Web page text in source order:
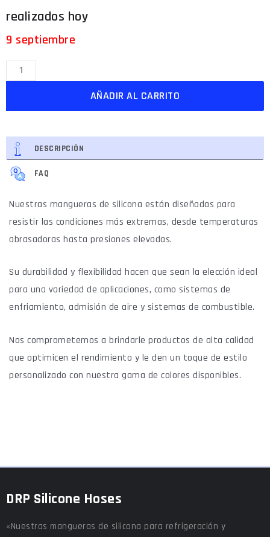
9 septiembre
AÑADIR AL CARRITO
DESCRIPCIÓN
FAQ
Nuestras mangueras de silicona están diseñadas para
resistir las condiciones más extremas, desde temperaturas
abrasadoras hasta presiones elevadas.
Su durabilidad y flexibilidad hacen que sean la elección ideal
para una variedad de aplicaciones, como sistemas de
enfriamiento, admisión de aire y sistemas de combustible.
Nos comprometemos a brindarle productos de alta calidad
que optimicen el rendimiento y le den un toque de estilo
personalizado con nuestra gama de colores disponibles.
DRP Silicone Hoses
«Nuestras mangueras de silicona para refrigeración y